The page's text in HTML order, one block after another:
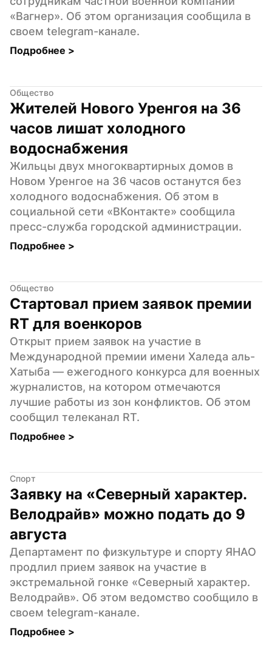
«Вагнер». Об этом организация сообщила в
своем telegram-канале.
Подробнее >
Общество
Жителей Нового Уренгоя на 36
часов лишат холодного
водоснабжения
Жильцы двух многоквартирных домов в
Новом Уренгое на 36 часов останутся без
холодного водоснабжения. Об этом в
социальной сети «ВКонтакте» сообщила
пресс-служба городской администрации.
Подробнее >
Общество
Стартовал прием заявок премии
RT для военкоров
Открыт прием заявок на участие в
Международной премии имени Халеда аль-
Хатыба — ежегодного конкурса для военных
журналистов, на котором отмечаются
лучшие работы из зон конфликтов. Об этом
сообщил телеканал RT.
Подробнее >
Спорт
Заявку на «Северный характер.
Велодрайв» можно подать до 9
августа
Департамент по физкультуре и спорту ЯНАО
продлил прием заявок на участие в
экстремальной гонке «Северный характер.
Велодрайв». Об этом ведомство сообщило в
своем telegram-канале.
Подробнее >